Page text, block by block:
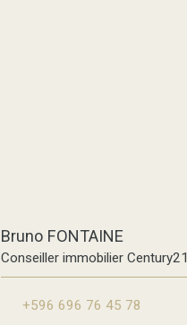
Bruno FONTAINE
Conseiller immobilier Century21
+596 696 76 45 78